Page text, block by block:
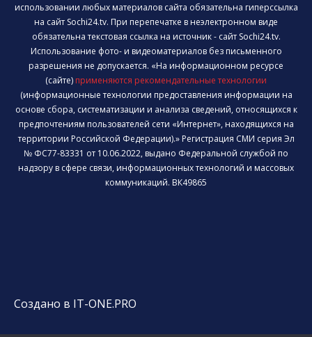
использовании любых материалов сайта обязательна гиперссылка
на сайт Sochi24.tv. При перепечатке в неэлектронном виде
обязательна текстовая ссылка на источник - сайт Sochi24.tv.
Использование фото- и видеоматериалов без письменного
разрешения не допускается. «На информационном ресурсе
(сайте) применяются рекомендательные технологии
(информационные технологии предоставления информации на
основе сбора, систематизации и анализа сведений, относящихся к
предпочтениям пользователей сети «Интернет», находящихся на
территории Российской Федерации).» Регистрация СМИ серия Эл
№ ФС77-83331 от 10.06.2022, выдано Федеральной службой по
надзору в сфере связи, информационных технологий и массовых
коммуникаций. ВК49865
Создано в IT-ONE.PRO